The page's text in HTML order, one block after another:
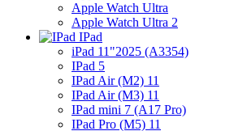
Apple Watch Ultra
Apple Watch Ultra 2
IPad
iPad 11"2025 (A3354)
IPad 5
IPad Air (M2) 11
IPad Air (M3) 11
IPad mini 7 (A17 Pro)
IPad Pro (M5) 11